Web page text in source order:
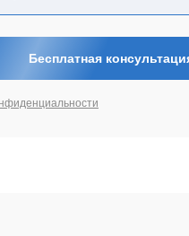
Бесплатная